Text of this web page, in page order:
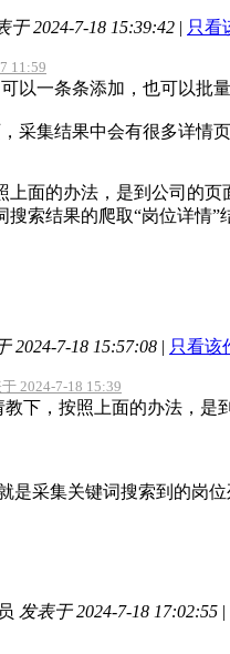
于 2024-7-18 15:39:42 | 只看
11:59
以一条条添加，也可以批
采集结果中会有很多详情
上面的办法，是到公司的
搜索结果的爬取“岗位详情”
2024-7-18 15:57:08 | 只看该
2024-7-18 15:39
教下，按照上面的办法，是
是采集关键词搜索到的岗
发表于 2024-7-18 17:02:55 |